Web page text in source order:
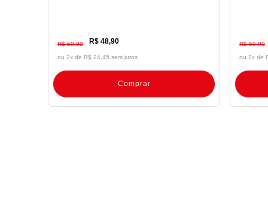
R$ 69,90 R$ 48,90
ou 2x de R$ 24,45 sem juros
Comprar
R$ 59,90
ou 2x de